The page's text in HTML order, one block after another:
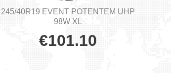
245/40R19 EVENT POTENTEM UHP
98W XL
€101.10